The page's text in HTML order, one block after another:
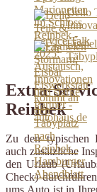
Dello
Extra-
Reinbek
Zu den typischen
auch zusätzliche
den Urlaub
Check)